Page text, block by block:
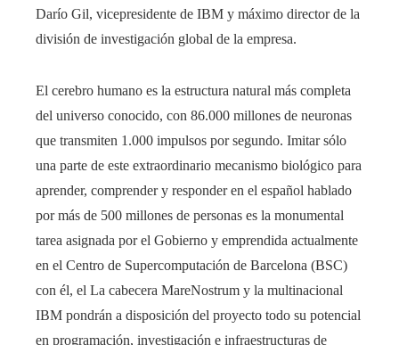
Darío Gil, vicepresidente de IBM y máximo director de la
división de investigación global de la empresa.
El cerebro humano es la estructura natural más completa
del universo conocido, con 86.000 millones de neuronas
que transmiten 1.000 impulsos por segundo. Imitar sólo
una parte de este extraordinario mecanismo biológico para
aprender, comprender y responder en el español hablado
por más de 500 millones de personas es la monumental
tarea asignada por el Gobierno y emprendida actualmente
en el Centro de Supercomputación de Barcelona (BSC)
con él, el La cabecera MareNostrum y la multinacional
IBM pondrán a disposición del proyecto todo su potencial
en programación, investigación e infraestructuras de